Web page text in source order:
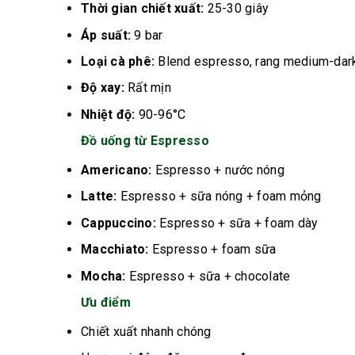
Thời gian chiết xuất: 25-30 giây
Áp suất:9 bar
Loại cà phê: Blend espresso, rang medium-
Độ xay:Rất mịn
Nhiệt độ: 90-96°C
Đồ uống từ Espresso
Americano: Espresso + nước nóng
Latte: Espresso + sữa nóng + foam mỏng
Cappuccino:Espresso + sữa + foam dày
Macchiato: Espresso + foam sữa
Mocha: Espresso + sữa + chocolate
Ưu điểm
Chiết xuất nhanh chóng